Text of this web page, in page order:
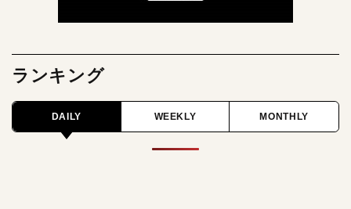
ランキング
DAILY WEEKLY MONTHLY